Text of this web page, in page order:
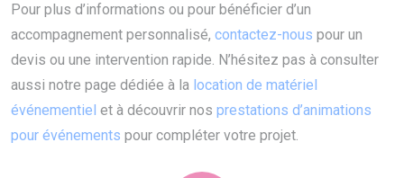
Pour plus d’informations ou pour bénéficier d’un
accompagnement personnalisé, contactez-nous pour un
devis ou une intervention rapide. N’hésitez pas à consulter
aussi notre page dédiée à la location de matériel
événementiel et à découvrir nos prestations d’animations
pour événements pour compléter votre projet.